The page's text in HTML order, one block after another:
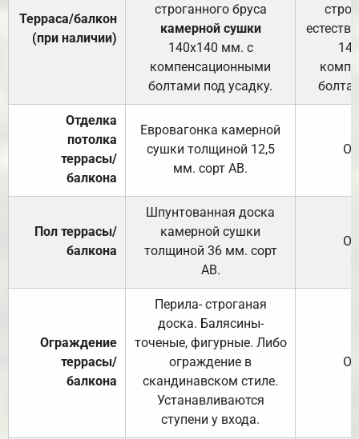
Терраса/балкон
(при наличии)
строганного бруса
камерной сушки
140х140 мм. с
компенсационными
болтами под усадку.
Отделка
потолка
террасы/
балкона
Евровагонка камерной
сушки толщиной 12,5
мм. сорт АВ.
Пол террасы/
балкона
Шпунтованная доска
камерной сушки
толщиной 36 мм. сорт
АВ.
Ограждение
террасы/
балкона
Перила- строганая
доска. Балясины-
точеные, фигурные. Либо
ограждение в
скандинавском стиле.
Устанавливаются
ступени у входа.